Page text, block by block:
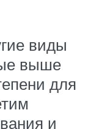
виды
выше
для
и